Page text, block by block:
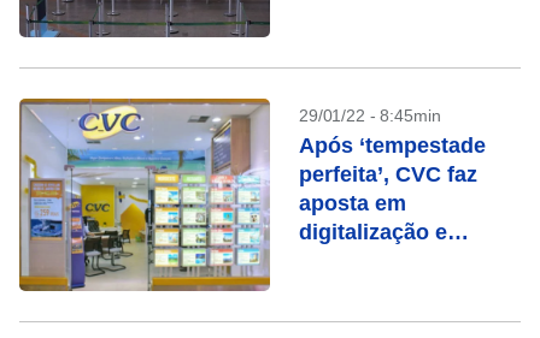
29/01/22 - 8:45min
Após ‘tempestade
perfeita’, CVC faz
aposta em
digitalização e